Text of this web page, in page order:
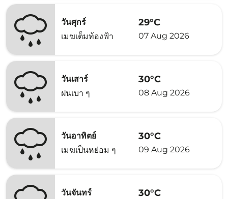
วันศุกร์
เมฆเต็มท้องฟ้า
29°C
07 Aug 2026
วันเสาร์
ฝนเบา ๆ
30°C
08 Aug 2026
วันอาทิตย์
เมฆเป็นหย่อม ๆ
30°C
09 Aug 2026
วันจันทร์
30°C